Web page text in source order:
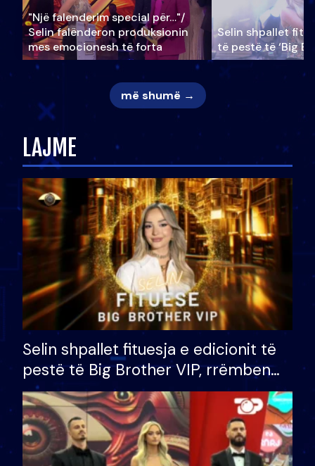
"Një falenderim special për…"/
Selin falënderon produksionin
mes emocionesh të forta
Selin shpallet
të pestë të ‘Big
më shumë →
LAJME
Selin shpallet fituesja e edicionit të
pestë të Big Brother VIP, rrëmben
çmimin e madh prej 100 mijë eurosh